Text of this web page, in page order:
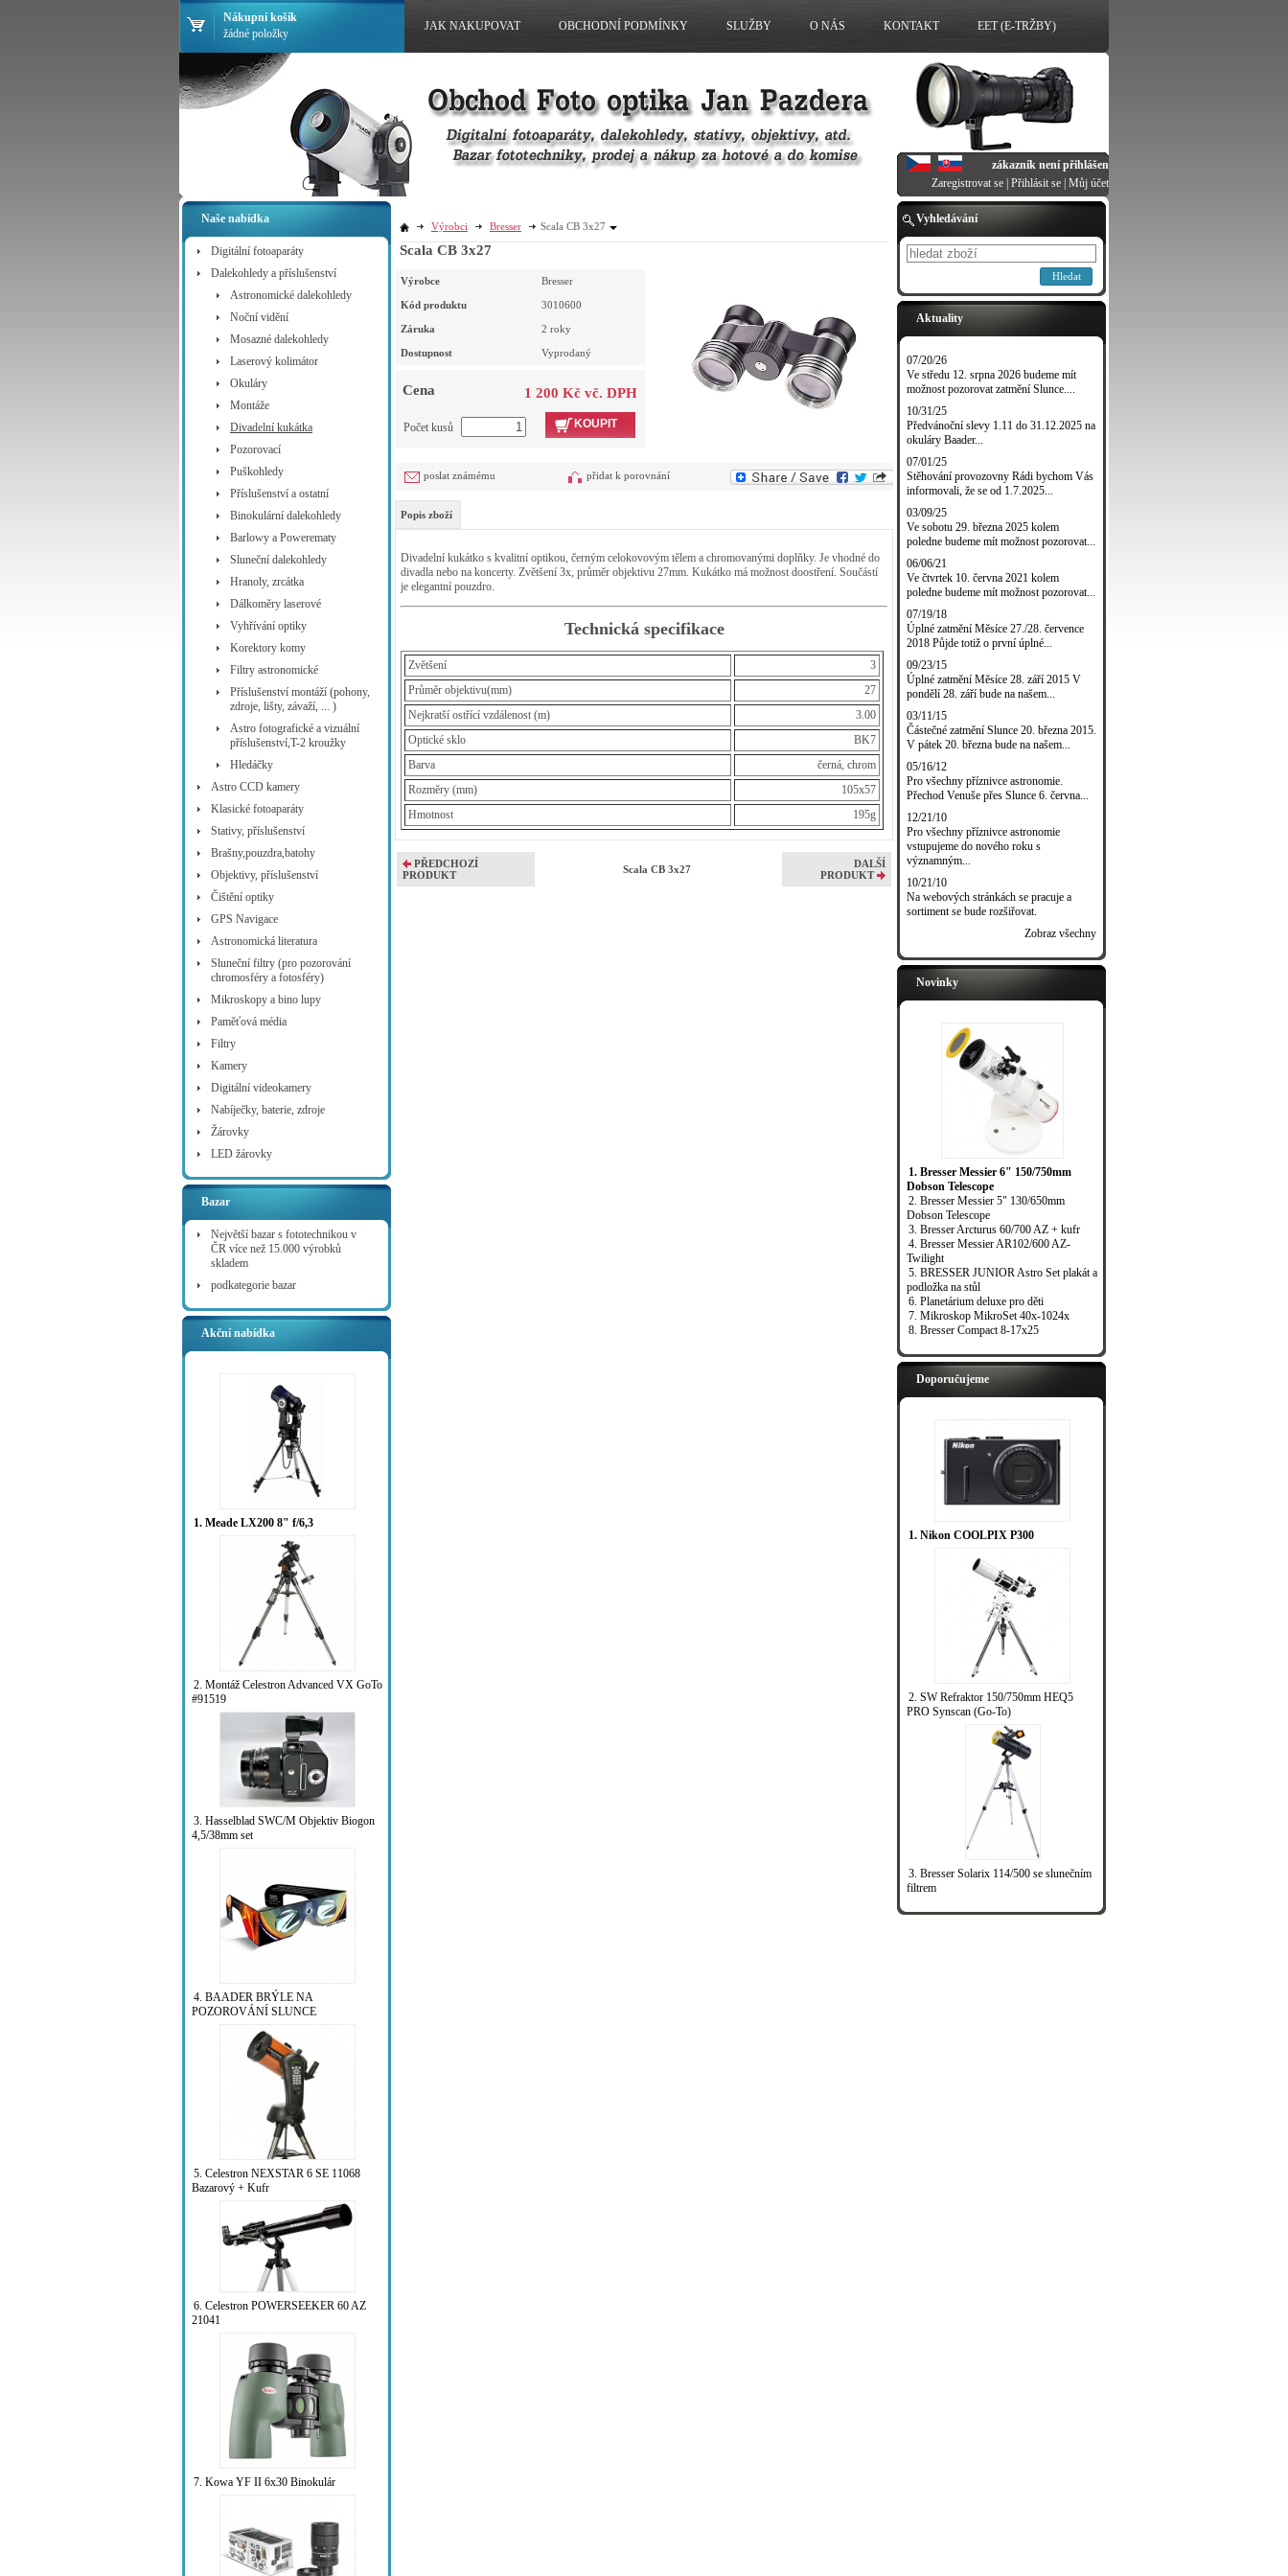
Naše nabídka
Digitální fotoaparáty
Dalekohledy a příslušenství
Astronomické dalekohledy
Noční vidění
Mosazné dalekohledy
Laserový kolimátor
Okuláry
Montáže
Divadelní kukátka
Pozorovací
Puškohledy
Příslušenství a ostatní
Binokulární dalekohledy
Barlowy a Powerematy
Sluneční dalekohledy
Hranoly, zrcátka
Dálkoměry laserové
Vyhřívání optiky
Korektory komy
Filtry astronomické
Příslušenství montáží (pohony,
zdroje, lišty, závaží, ... )
Astro fotografické a vizuální
příslušenství,T-2 kroužky
Hledáčky
Astro CCD kamery
Klasické fotoaparáty
Stativy, příslušenství
Brašny,pouzdra,batohy
Objektivy, příslušenství
Čištění optiky
GPS Navigace
Astronomická literatura
Sluneční filtry (pro pozorování
chromosféry a fotosféry)
Mikroskopy a bino lupy
Paměťová média
Filtry
Kamery
Digitální videokamery
Nabíječky, baterie, zdroje
Žárovky
LED žárovky
Bazar
Největší bazar s fototechnikou v
ČR více než 15.000 výrobků
skladem
podkategorie bazar
Akční nabídka
1. Meade LX200 8" f/6,3
2. Montáž Celestron Advanced VX GoTo
#91519
3. Hasselblad SWC/M Objektiv Biogon
4,5/38mm set
4. BAADER BRÝLE NA
POZOROVÁNÍ SLUNCE
5. Celestron NEXSTAR 6 SE 11068
Bazarový + Kufr
6. Celestron POWERSEEKER 60 AZ
21041
7. Kowa YF II 6x30 Binokulár
Výrobci Bresser Scala CB 3x27
Scala CB 3x27
Výrobce Bresser
Kód produktu 3010600
Záruka 2 roky
Dostupnost Vyprodaný
Cena 1 200 Kč vč. DPH
KOUPIT
Počet kusů
poslat známému přidat k porovnání
Popis zboží
Divadelní kukátko s kvalitní optikou, černým celokovovým tělem a chromovanými doplňky. Je vhodné do
divadla nebo na koncerty. Zvětšení 3x, průměr objektivu 27mm. Kukátko má možnost doostření. Součástí
je elegantní pouzdro.
Technická specifikace
Zvětšení
3
Průměr objektivu(mm)
27
Nejkratší ostřící vzdálenost (m)
3.00
Optické sklo
BK7
Barva
černá, chrom
Rozměry (mm)
105x57
Hmotnost
195g
PŘEDCHOZÍ
PRODUKT
Scala CB 3x27
DALŠÍ
PRODUKT
Vyhledávání
Hledat
Aktuality
07/20/26
Ve středu 12. srpna 2026 budeme mít
možnost pozorovat zatmění Slunce....
10/31/25
Předvánoční slevy 1.11 do 31.12.2025 na
okuláry Baader...
07/01/25
Stěhování provozovny Rádi bychom Vás
informovali, že se od 1.7.2025...
03/09/25
Ve sobotu 29. března 2025 kolem
poledne budeme mít možnost pozorovat...
06/06/21
Ve čtvrtek 10. června 2021 kolem
poledne budeme mít možnost pozorovat...
07/19/18
Úplné zatmění Měsíce 27./28. července
2018 Půjde totiž o první úplné...
09/23/15
Úplné zatmění Měsíce 28. září 2015 V
pondělí 28. září bude na našem...
03/11/15
Částečné zatmění Slunce 20. března 2015.
V pátek 20. března bude na našem...
05/16/12
Pro všechny příznivce astronomie.
Přechod Venuše přes Slunce 6. června...
12/21/10
Pro všechny příznivce astronomie
vstupujeme do nového roku s
významným...
10/21/10
Na webových stránkách se pracuje a
sortiment se bude rozšiřovat.
Zobraz všechny
Novinky
1. Bresser Messier 6" 150/750mm
Dobson Telescope
2. Bresser Messier 5" 130/650mm
Dobson Telescope
3. Bresser Arcturus 60/700 AZ + kufr
4. Bresser Messier AR102/600 AZ-
Twilight
5. BRESSER JUNIOR Astro Set plakát a
podložka na stůl
6. Planetárium deluxe pro děti
7. Mikroskop MikroSet 40x-1024x
8. Bresser Compact 8-17x25
Doporučujeme
1. Nikon COOLPIX P300
2. SW Refraktor 150/750mm HEQ5
PRO Synscan (Go-To)
3. Bresser Solarix 114/500 se slunečním
filtrem
Nákupní košík
žádné položky
JAK NAKUPOVAT OBCHODNÍ PODMÍNKY SLUŽBY O NÁS KONTAKT EET (E-TRŽBY)
zákazník není přihlášen
Zaregistrovat se Přihlásit se Můj účet